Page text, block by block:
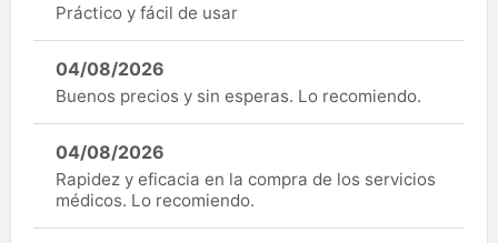
Práctico y fácil de usar
04/08/2026
Buenos precios y sin esperas. Lo recomiendo.
04/08/2026
Rapidez y eficacia en la compra de los servicios
médicos. Lo recomiendo.